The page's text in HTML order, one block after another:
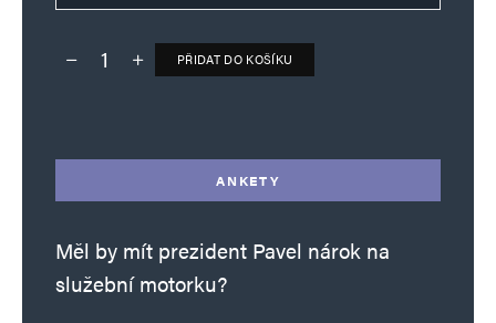
Deník TO – verze bez reklam množství
PŘIDAT DO KOŠÍKU
ANKETY
Měl by mít prezident Pavel nárok na
služební motorku?